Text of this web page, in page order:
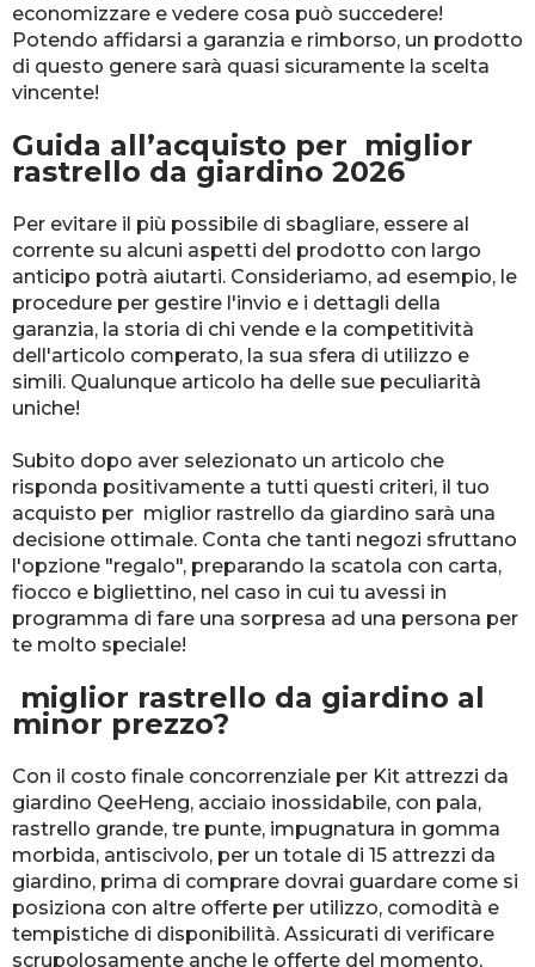
economizzare e vedere cosa può succedere!
Potendo affidarsi a garanzia e rimborso, un prodotto
di questo genere sarà quasi sicuramente la scelta
vincente!
Guida all’acquisto per miglior
rastrello da giardino 2026
Per evitare il più possibile di sbagliare, essere al
corrente su alcuni aspetti del prodotto con largo
anticipo potrà aiutarti. Consideriamo, ad esempio, le
procedure per gestire l'invio e i dettagli della
garanzia, la storia di chi vende e la competitività
dell'articolo comperato, la sua sfera di utilizzo e
simili. Qualunque articolo ha delle sue peculiarità
uniche!
Subito dopo aver selezionato un articolo che
risponda positivamente a tutti questi criteri, il tuo
acquisto per miglior rastrello da giardino sarà una
decisione ottimale. Conta che tanti negozi sfruttano
l'opzione "regalo", preparando la scatola con carta,
fiocco e bigliettino, nel caso in cui tu avessi in
programma di fare una sorpresa ad una persona per
te molto speciale!
miglior rastrello da giardino al
minor prezzo?
Con il costo finale concorrenziale per Kit attrezzi da
giardino QeeHeng, acciaio inossidabile, con pala,
rastrello grande, tre punte, impugnatura in gomma
morbida, antiscivolo, per un totale di 15 attrezzi da
giardino, prima di comprare dovrai guardare come si
posiziona con altre offerte per utilizzo, comodità e
tempistiche di disponibilità. Assicurati di verificare
scrupolosamente anche le offerte del momento,